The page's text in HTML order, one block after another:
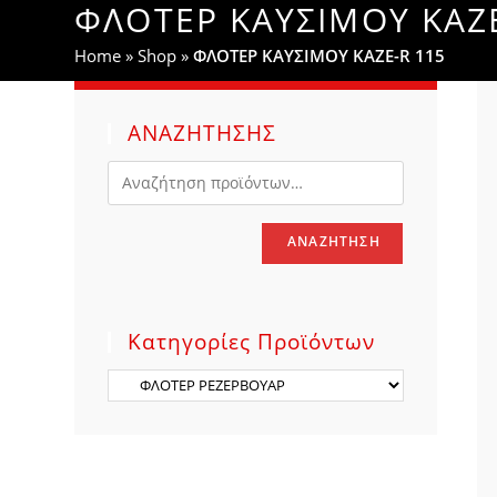
WEBSITE
SEARCH
ΦΛΟΤΕΡ ΚΑΥΣΙΜΟΥ
Home »Shop »ΦΛΟΤΕΡ ΚΑΥΣΙΜΟΥ KAZE-R 115
ΑΝΑΖΗΤΗΣΗΣ
ΑΝΑΖΉΤΗΣΗ
Κατηγορίες Προϊόντων